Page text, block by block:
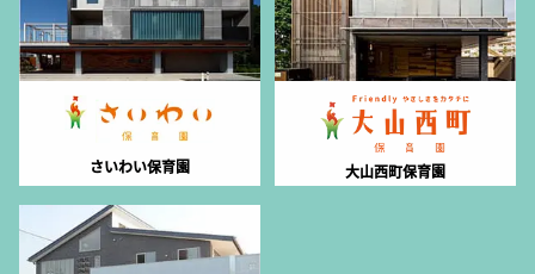
さいわい保育園 大山西町保育園